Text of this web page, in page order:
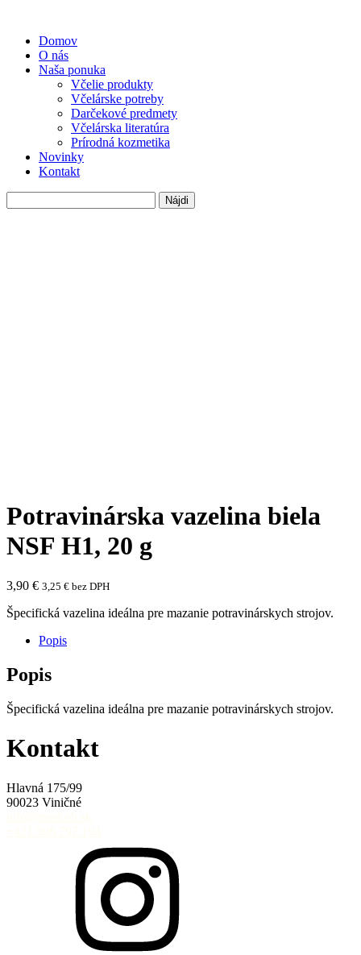
Domov
O nás
Naša ponuka
Včelie produkty
Včelárske potreby
Darčekové predmety
Včelárska literatúra
Prírodná kozmetika
Novinky
Kontakt
Potravinárska vazelina biela
NSF H1, 20 g
3,90 € 3,25 € bez DPH
Špecifická vazelina ideálna pre mazanie potravinárskych strojov.
Popis
Popis
Špecifická vazelina ideálna pre mazanie potravinárskych strojov.
Kontakt
Hlavná 175/99
90023 Viničné